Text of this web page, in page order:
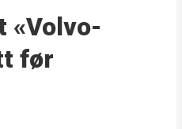
«Volvo-
før